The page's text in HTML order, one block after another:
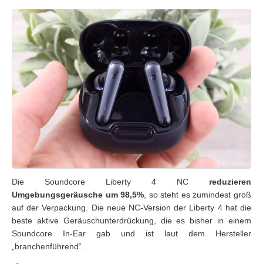
Die Soundcore Liberty 4 NC reduzieren
Umgebungsgeräusche um 98,5%, so steht es zumindest groß
auf der Verpackung. Die neue NC-Version der Liberty 4 hat die
beste aktive Geräuschunterdrückung, die es bisher in einem
Soundcore In-Ear gab und ist laut dem Hersteller
„branchenführend“.